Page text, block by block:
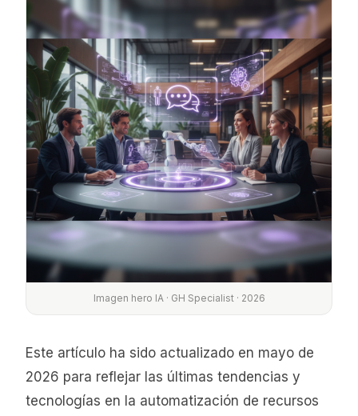
Imagen hero IA · GH Specialist · 2026
Este artículo ha sido actualizado en mayo de
2026 para reflejar las últimas tendencias y
tecnologías en la automatización de recursos